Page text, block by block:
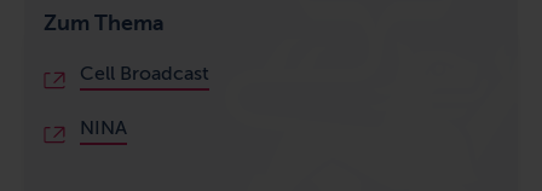
Zum Thema
Cell Broadcast
NINA